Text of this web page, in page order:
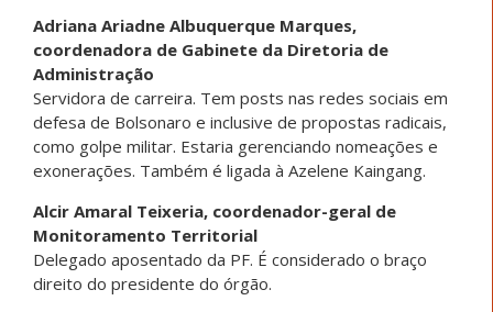
Adriana Ariadne Albuquerque Marques,
coordenadora de Gabinete da Diretoria de
Administração
Servidora de carreira. Tem posts nas redes sociais em
defesa de Bolsonaro e inclusive de propostas radicais,
como golpe militar. Estaria gerenciando nomeações e
exonerações. Também é ligada à Azelene Kaingang.
Alcir Amaral Teixeria, coordenador-geral de
Monitoramento Territorial
Delegado aposentado da PF. É considerado o braço
direito do presidente do órgão.